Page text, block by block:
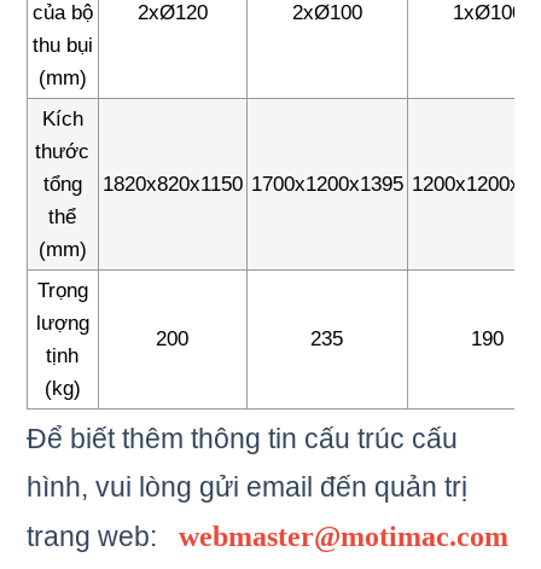
của bộ
thu bụi
(mm)
2xØ120 2xØ100 1xØ100
Kích
thước
tổng
thể
(mm)
1820x820x1150 1700x1200x1395
Trọng
lượng
tịnh
(kg)
200 235 190
Để biết thêm thông tin cấu trúc cấu
hình, vui lòng gửi email đến quản trị
trang web:
webmaster@motimac.com